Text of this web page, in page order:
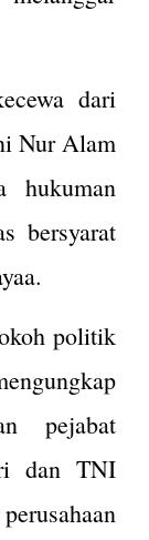
dari
Nur Alam
hukuman
bersyarat
politik
pejabat
dan TNI